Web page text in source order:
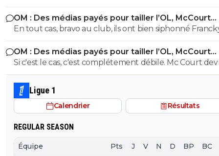
OM : Des médias payés pour tailler l’OL, McCourt
accusé
En tout cas, bravo au club, ils ont bien siphonné
pour 0 trophée. Il a dépensé 2 à 4 fois plus que Louis-
Dreyfus qui avait remporté 4 titres ce qui était déjà
OM : Des médias payés pour tailler l’OL, McCourt
accusé
Si c'est le cas, c'est complétement débile. Mc Court
savoir s'entourer. Du mal à comprendre comment un
homme d'affaire à la tête d'une fortune estimé à 1,38
selon Forbes se fasse balader comme ça.
Ligue 1
Calendrier Résultats
REGULAR SEASON
Équipe Pts J V N D BP BC